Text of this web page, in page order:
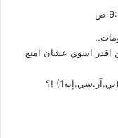
اقدر اسوي عشان امنع
!؟